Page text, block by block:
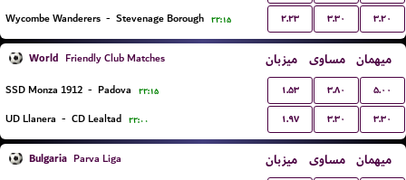
Wycombe Wanderers - Stevenage Borough ۲۲:۱۵ ۲.۲۳ ۳.۳۰ ۳.۲۰
World Friendly Club Matches میزبان مساوی میهمان
SSD Monza 1912 - Padova ۲۲:۱۵ ۱.۵۳ ۳.۸۰ ۵.۰۰
UD Llanera - CD Lealtad ۲۲:۰۰ ۱.۹۷ ۳.۳۰ ۳.۳۰
Bulgaria Parva Liga میزبان مساوی میهمان